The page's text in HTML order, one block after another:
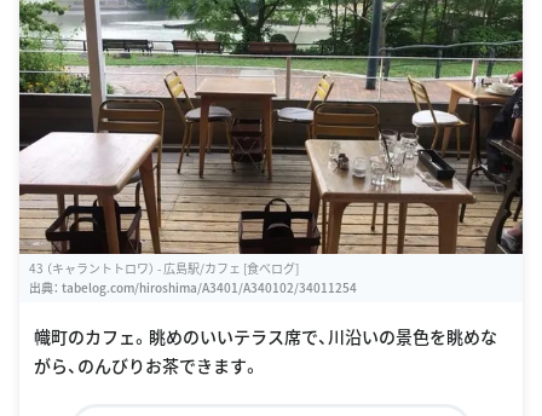
43 （キャラントトロワ） - 広島駅/カフェ [食べログ]
出典： tabelog.com/hiroshima/A3401/A340102/34011254
幟町のカフェ。眺めのいいテラス席で、川沿いの景色を眺めな
がら、のんびりお茶できます。